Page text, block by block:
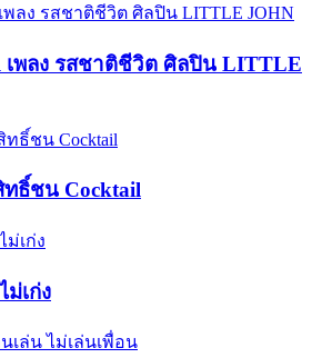
เพลง รสชาติชีวิต ศิลปิน LITTLE
ทธิ์ชน Cocktail
ม่เก่ง